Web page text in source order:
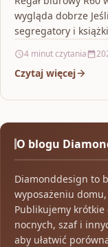
wygląda dobrze
segregatory i
4 minut czytania
Czytaj więcej
O blogu
Diamonddesign to
wyposażeniu
Publikujemy krótkie
nocnych, szaf i
aby ułatwić